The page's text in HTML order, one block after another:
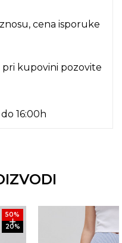
cena isporuke
pri kupovini pozovite
16:00h
50%
20%